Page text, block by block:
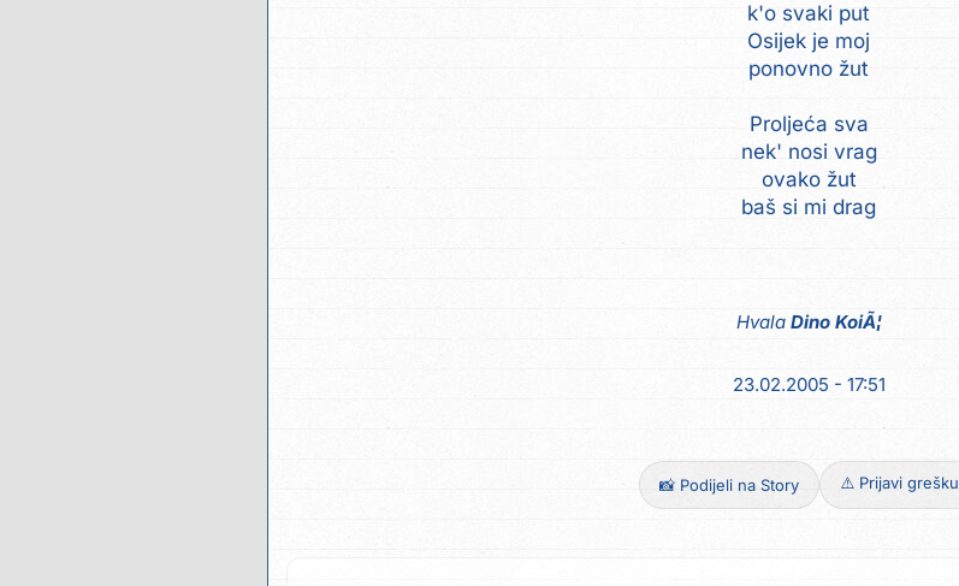
k'o svaki put
Osijek je moj
ponovno žut
Proljeća sva
nek' nosi vrag
ovako žut
baš si mi drag
Hvala Dino KoiÃ¦
23.02.2005 - 17:51
📸 Podijeli na Story ⚠️ Prijavi grešku